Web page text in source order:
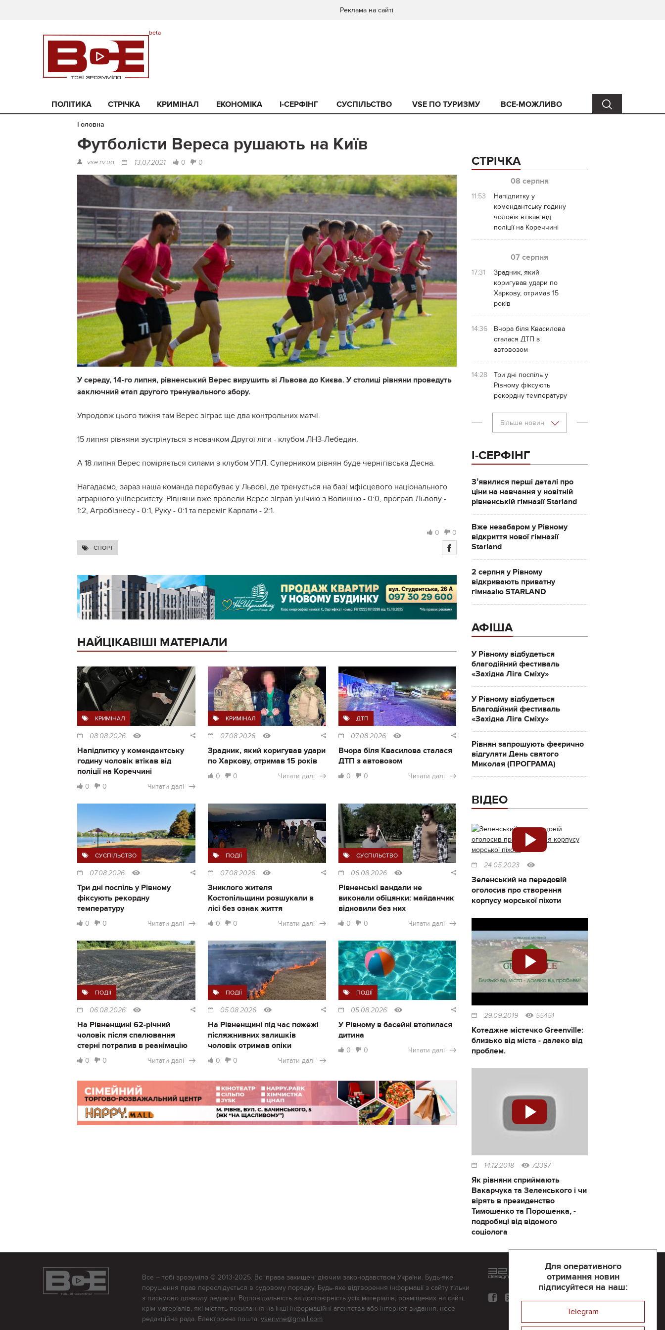
Реклама на сайті
ПОЛІТИКА СТРІЧКА КРИМІНАЛ ЕКОНОМІКА I-СЕРФІНГ СУСПІЛЬСТВО VSE ПО ТУРИЗМУ ВСЕ-МОЖЛИВО
Головна
Футболісти Вереса рушають на Київ
vse.rv.ua 13.07.2021 0 0
У середу, 14-го липня, рівненський Верес вирушить зі Львова до Києва. У столиці рівняни проведуть
заключний етап другого тренувального збору.⠀
Упродовж цього тижня там Верес зіграє ще два контрольних матчі.⠀
15 липня рівняни зустрінуться з новачком Другої ліги - клубом ЛНЗ-Лебедин.⠀
А 18 липня Верес поміряється силами з клубом УПЛ. Суперником рівнян буде чернігівська Десна.⠀
Нагадаємо, зараз наша команда перебуває у Львові, де тренується на базі мфісцевого національного
аграрного університету. Рівняни вже провели Верес зіграв унічию з Волинню - 0:0, програв Львову -
1:2, Агробізнесу - 0:1, Руху - 0:1 та переміг Карпати - 2:1.
0 0
СПОРТ
НАЙЦІКАВІШІ МАТЕРІАЛИ
КРИМІНАЛ
08.08.2026
Напідпитку у комендантську
годину чоловік втікав від
поліції на Кореччині
0 0 Читати далі
КРИМІНАЛ
07.08.2026
Зрадник, який коригував удари
по Харкову, отримав 15 років
0 0 Читати далі
ДТП
07.08.2026
Вчора біля Квасилова сталася
ДТП з автовозом
0 0 Читати далі
СУСПІЛЬСТВО
07.08.2026
Три дні поспіль у Рівному
фіксують рекордну
температуру
0 0 Читати далі
ПОДІЇ
07.08.2026
Зниклого жителя
Костопільщини розшукали в
лісі без ознак життя
0 0 Читати далі
СУСПІЛЬСТВО
06.08.2026
Рівненські вандали не
виконали обіцянки: майданчик
відновили без них
0 0 Читати далі
ПОДІЇ
06.08.2026
На Рівненщині 62-річний
чоловік після спалювання
стерні потрапив в реанімацію
0 0 Читати далі
ПОДІЇ
05.08.2026
На Рівненщині під час пожежі
післяжнивних залишків
чоловік отримав опіки
0 0 Читати далі
ПОДІЇ
05.08.2026
У Рівному в басейні втопилася
дитина
0 0 Читати далі
СТРІЧКА
08 серпня
11:53
Напідпитку у
комендантську годину
чоловік втікав від
поліції на Кореччині
07 серпня
17:31
Зрадник, який
коригував удари по
Харкову, отримав 15
років
14:36
Вчора біля Квасилова
сталася ДТП з
автовозом
14:28
Три дні поспіль у
Рівному фіксують
рекордну температуру
Більше новин
І-СЕРФІНГ
Зʼявилися перші деталі про
ціни на навчання у новітній
рівненській гімназії Starland
Вже незабаром у Рівному
відкриття нової гімназії
Starland
2 серпня у Рівному
відкривають приватну
гімназію STARLAND
АФІША
У Рівному відбудеться
благодійний фестиваль
«Західна Ліга Сміху»
У Рівному відбудеться
Благодійний фестиваль
«Західна Ліга Сміху»
Рівнян запрошують феєрично
відгуляти День святого
Миколая (ПРОГРАМА)
ВІДЕО
24.05.2023
Зеленський на передовій
оголосив про створення
корпусу морської піхоти
29.09.2019 55451
Котеджне містечко Greenville:
близько від міста - далеко від
проблем.
14.12.2018 72397
Як рівняни сприймають
Вакарчука та Зеленського і чи
вірять в президенство
Тимошенко та Порошенка, -
подробиці від відомого
соціолога
Для оперативного
отримання новин
підписуйтеся на наш:
Telegram
Все – тобі зрозуміло © 2013-2025. Всі права захищені діючим законодавством України. Будь-яке
порушення прав переслідується в судовому порядку. Будь-яке відтворення інформації з сайту тільки
з письмово дозволу редакції. Відповідальність за достовірність усіх матеріалів, розміщених на сайті,
крім матеріалів, які містять посилання на інші інформаційні агентства або інтернет-видання, несе
редакційна рада. Електронна пошта: vserivne@gmail.com
Розроблений та підтримується
компанії 32х32